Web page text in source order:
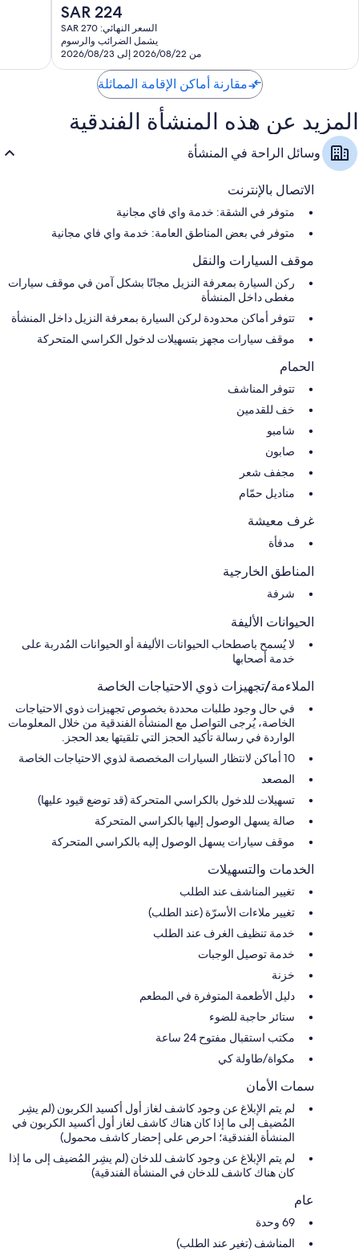
السعر
الحالي
هو
SAR
224
SAR 224
السعر النهائي: SAR 270
يشمل الضرائب والرسوم
من 2026/08/22 إلى 2026/08/23
مقارنة أماكن الإقامة المماثلة
المزيد عن هذه المنشأة الفندقية
وسائل الراحة في المنشأة
الاتصال بالإنترنت
متوفر في الشقة: خدمة واي فاي مجانية
متوفر في بعض المناطق العامة: خدمة واي فاي مجانية
موقف السيارات والنقل
ركن السيارة بمعرفة النزيل مجانًا بشكل آمن في موقف سيارات
مغطى داخل المنشأة
تتوفر أماكن محدودة لركن السيارة بمعرفة النزيل داخل المنشأة
موقف سيارات مجهز بتسهيلات لدخول الكراسي المتحركة
الحمام
تتوفر المناشف
خف للقدمين
شامبو
صابون
مجفف شعر
مناديل حمّام
غرف معيشة
مدفأة
المناطق الخارجية
شرفة
الحيوانات الأليفة
لا يُسمح باصطحاب الحيوانات الأليفة أو الحيوانات المُدربة على
خدمة أصحابها
الملاءمة/تجهيزات ذوي الاحتياجات الخاصة
في حال وجود طلبات محددة بخصوص تجهيزات ذوي الاحتياجات
الخاصة، يُرجى التواصل مع المنشأة الفندقية من خلال المعلومات
الواردة في رسالة تأكيد الحجز التي تلقيتها بعد الحجز.
10 أماكن لانتظار السيارات المخصصة لذوي الاحتياجات الخاصة
المصعد
تسهيلات للدخول بالكراسي المتحركة (قد توضع قيود عليها)
صالة يسهل الوصول إليها بالكراسي المتحركة
موقف سيارات يسهل الوصول إليه بالكراسي المتحركة
الخدمات والتسهيلات
تغيير المناشف عند الطلب
تغيير ملاءات الأسرّة (عند الطلب)
خدمة تنظيف الغرف عند الطلب
خدمة توصيل الوجبات
خزنة
دليل الأطعمة المتوفرة في المطعم
ستائر حاجبة للضوء
مكتب استقبال مفتوح 24 ساعة
مكواة/طاولة كي
سمات الأمان
لم يتم الإبلاغ عن وجود كاشف لغاز أول أكسيد الكربون (لم يشِر
المُضيف إلى ما إذا كان هناك كاشف لغاز أول أكسيد الكربون في
المنشأة الفندقية؛ احرص على إحضار كاشف محمول)
لم يتم الإبلاغ عن وجود كاشف للدخان (لم يشِر المُضيف إلى ما إذا
كان هناك كاشف للدخان في المنشأة الفندقية)
عام
69 وحدة
المناشف (تغير عند الطلب)